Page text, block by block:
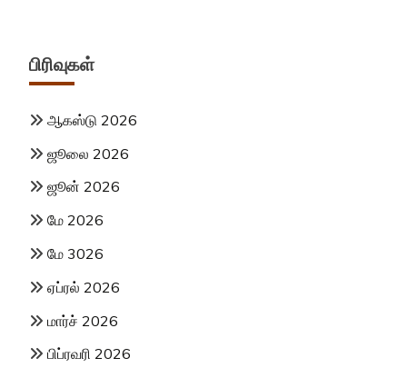
பிரிவுகள்
ஆகஸ்டு 2026
ஜூலை 2026
ஜூன் 2026
மே 2026
மே 3026
ஏப்ரல் 2026
மார்ச் 2026
பிப்ரவரி 2026